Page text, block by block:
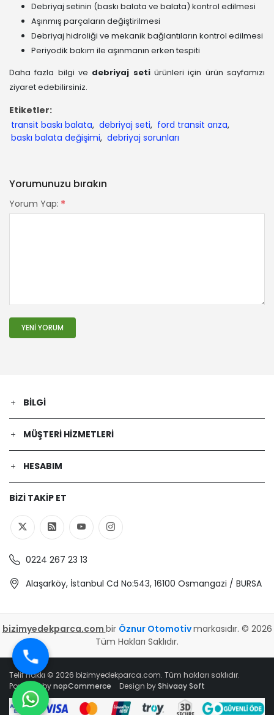
Debriyaj setinin (baskı balata ve balata) kontrol edilmesi
Aşınmış parçaların değiştirilmesi
Debriyaj hidroliği ve mekanik bağlantıların kontrol edilmesi
Periyodik bakım ile aşınmanın erken tespiti
Daha fazla bilgi ve debriyaj setiürünleri için ürün sayfamızı
ziyaret edebilirsiniz.
Etiketler:
transit baskı balata, debriyaj seti, ford transit arıza,
baskı balata değişimi, debriyaj sorunları
Yorumunuzu bırakın
Yorum Yap: *
YENI YORUM
BILGI
MÜŞTERI HIZMETLERI
HESABIM
BIZI TAKIP ET
0224 267 23 13
Alaşarköy, İstanbul Cd No:543, 16100 Osmangazi / BURSA
bizimyedekparca.com bir Öznur Otomotivmarkasıdır. © 2026
Tüm Hakları Saklıdır.
Telif hakkı © 2026 bizimyedekparca.com. Tüm hakları saklıdır.
Powered bynopCommerce Design byShivaay Soft